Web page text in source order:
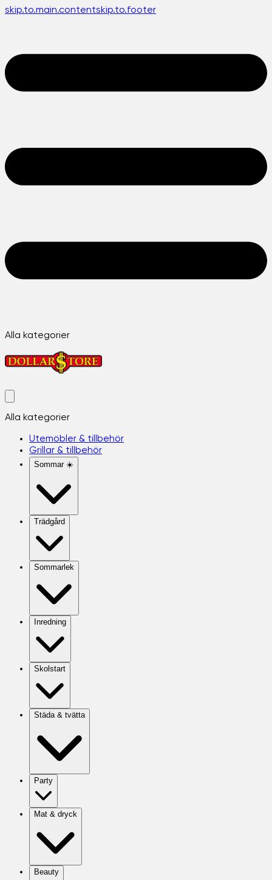
skip.to.main.contentskip.to.footer
Alla kategorier
Alla kategorier
Utemöbler & tillbehör
Grillar & tillbehör
Sommar ☀️
Trädgård
Sommarlek
Inredning
Skolstart
Städa & tvätta
Party
Mat & dryck
Beauty